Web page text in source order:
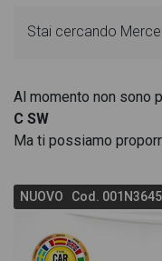
Stai cercando
acquistare un
modo da aiutarti a
Al momento non sono
C SW
Ma ti possiamo
NUOVO Cod.